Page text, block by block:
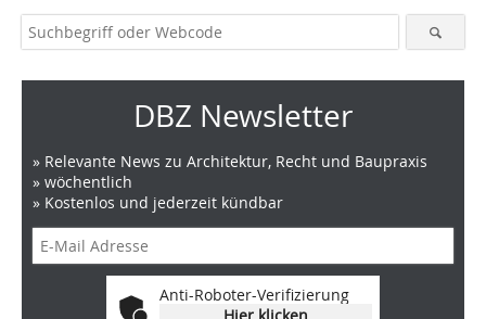
DBZ Newsletter
» Relevante News zu Architektur, Recht und Baupraxis
» wöchentlich
» Kostenlos und jederzeit kündbar
Anti-Roboter-Verifizierung